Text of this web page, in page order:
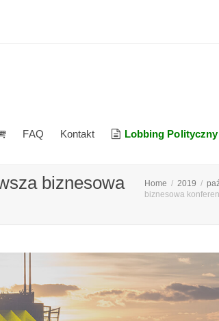
FAQ Kontakt Lobbing Polityczny
biznesowa
Home 2019
biznesowa